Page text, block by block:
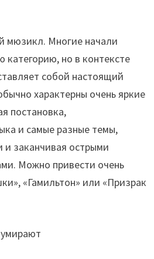
мюзикл. Многие начали
категорию, но в контексте
собой настоящий
характерны очень яркие
постановка,
и самые разные темы,
и заканчивая острыми
Можно привести очень
«Гамильтон» или «Призрак